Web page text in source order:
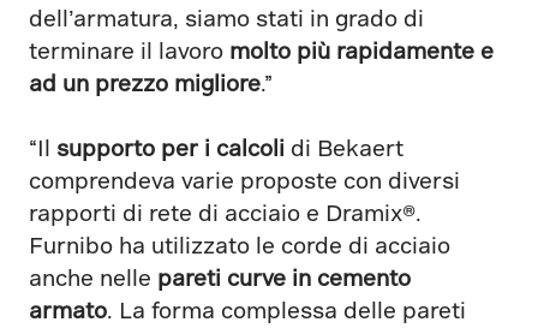
dell’armatura, siamo stati in grado di
terminare il lavoro molto più rapidamente e
ad un prezzo migliore.”
“Il supporto per i calcoli di Bekaert
comprendeva varie proposte con diversi
rapporti di rete di acciaio e Dramix®.
Furnibo ha utilizzato le corde di acciaio
anche nelle pareti curve in cemento
armato. La forma complessa delle pareti